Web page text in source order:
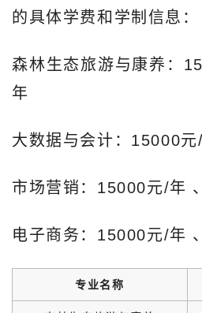
的具体学费和学制信息：
森林生态旅游与康养：
年
大数据与会计：15000
市场营销：15000元/年‌
电子商务：15000元/年‌
专业名称